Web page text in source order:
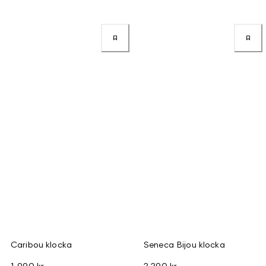
Caribou klocka Seneca Bijou klocka